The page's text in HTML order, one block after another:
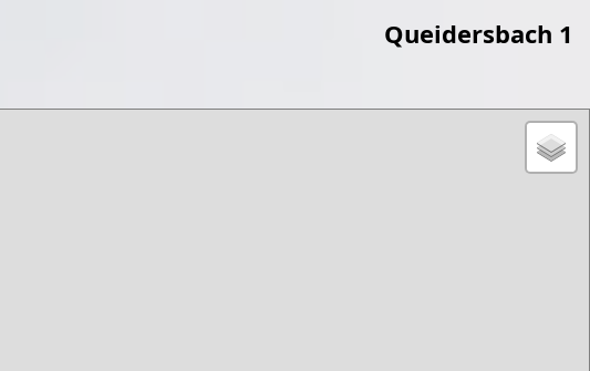
Queidersbach 1